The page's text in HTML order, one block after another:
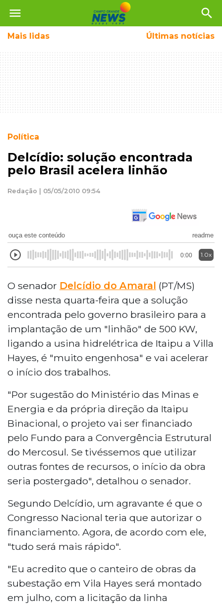
menu search
Mais lidas Últimas notícias
Política
Delcídio: solução encontrada
pelo Brasil acelera linhão
Redação | 05/05/2010 09:54
ouça este conteúdo readme
0:00 1.0x
O senador Delcídio do Amaral (PT/MS)
disse nesta quarta-feira que a solução
encontrada pelo governo brasileiro para a
implantação de um "linhão" de 500 KW,
ligando a usina hidrelétrica de Itaipu a Villa
Hayes, é "muito engenhosa" e vai acelerar
o início dos trabalhos.
"Por sugestão do Ministério das Minas e
Energia e da própria direção da Itaipu
Binacional, o projeto vai ser financiado
pelo Fundo para a Convergência Estrutural
do Mercosul. Se tivéssemos que utilizar
outras fontes de recursos, o início da obra
seria postergado", detalhou o senador.
Segundo Delcídio, um agravante é que o
Congresso Nacional teria que autorizar o
financiamento. Agora, de acordo com ele,
"tudo será mais rápido".
"Eu acredito que o canteiro de obras da
subestação em Vila Hayes será montado
em julho, com a licitação da linha